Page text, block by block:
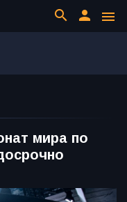
menu
person
search
мира по